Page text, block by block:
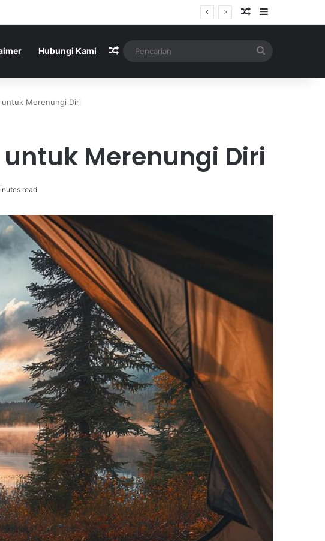
Artikel Acak
Sidebar
Hubungi Kami Artikel Acak
Merenungi Diri
Merenungi Diri
read